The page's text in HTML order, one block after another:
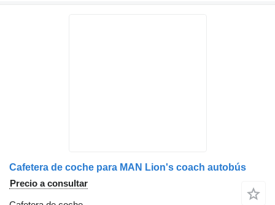
Cafetera de coche para MAN Lion's coach autobús
Precio a consultar